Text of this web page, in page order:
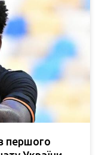
першого